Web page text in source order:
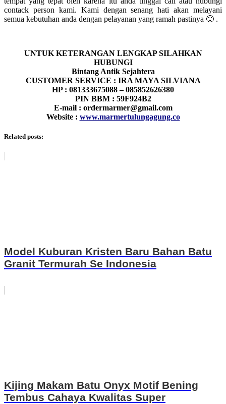
contack person kami. Kami dengan senang hati akan melayani
semua kebutuhan anda dengan pelayanan yang ramah pastinya 🙂 .
UNTUK KETERANGAN LENGKAP SILAHKAN
HUBUNGI
Bintang Antik Sejahtera
CUSTOMER SERVICE : IRA MAYA SILVIANA
HP : 081333675088 – 085852626380
PIN BBM : 59F924B2
E-mail : ordermarmer@gmail.com
Website : www.marmertulungagung.co
Related posts:
Model Kuburan Kristen Baru Bahan Batu
Granit Termurah Se Indonesia
Kijing Makam Batu Onyx Motif Bening
Tembus Cahaya Kwalitas Super